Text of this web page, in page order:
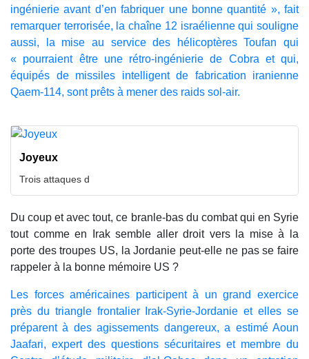
ingénierie avant d’en fabriquer une bonne quantité », fait
remarquer terrorisée, la chaîne 12 israélienne qui souligne
aussi, la mise au service des hélicoptères Toufan qui
« pourraient être une rétro-ingénierie de Cobra et qui,
équipés de missiles intelligent de fabrication iranienne
Qaem-114, sont prêts à mener des raids sol-air.
Joyeux
Trois attaques d
Du coup et avec tout, ce branle-bas du combat qui en Syrie
tout comme en Irak semble aller droit vers la mise à la
porte des troupes US, la Jordanie peut-elle ne pas se faire
rappeler à la bonne mémoire US ?
Les forces américaines participent à un grand exercice
près du triangle frontalier Irak-Syrie-Jordanie et elles se
préparent à des agissements dangereux, a estimé Aoun
Jaafari, expert des questions sécuritaires et membre du